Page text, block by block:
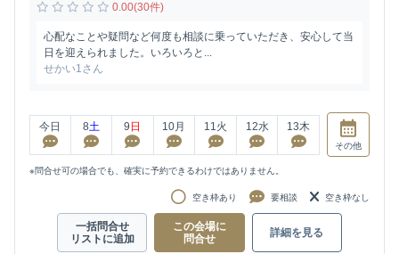
0.00(30件)
心配なことや疑問など何度も相談に乗っていただき、安心して当
日を迎えられました。いろいろと...
せかい1さん
今日 8土 9 日 10月 11 火 12水 13木
その他
※問合せ可の場合でも、確実に予約できるわけではありません。
空き枠あり 要相談 空き枠なし
一括問合せ
リストに追加
この会場に
問合せ
詳細を見る